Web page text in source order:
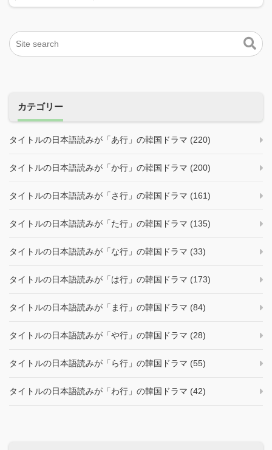
カテゴリー
タイトルの日本語読みが「あ行」の韓国ドラマ (220)
タイトルの日本語読みが「か行」の韓国ドラマ (200)
タイトルの日本語読みが「さ行」の韓国ドラマ (161)
タイトルの日本語読みが「た行」の韓国ドラマ (135)
タイトルの日本語読みが「な行」の韓国ドラマ (33)
タイトルの日本語読みが「は行」の韓国ドラマ (173)
タイトルの日本語読みが「ま行」の韓国ドラマ (84)
タイトルの日本語読みが「や行」の韓国ドラマ (28)
タイトルの日本語読みが「ら行」の韓国ドラマ (55)
タイトルの日本語読みが「わ行」の韓国ドラマ (42)